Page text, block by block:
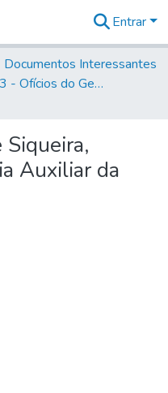
Entrar
Documentos Interessantes
Volume 83 - Ofícios do General Martim Lopes Lobo de Saldanha (Governador da Capitania): 1780- 1782
Siqueira,
Auxiliar da